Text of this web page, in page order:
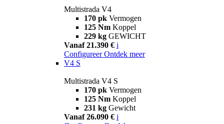
Multistrada V4
170 pk Vermogen
125 Nm Koppel
229 kg GEWICHT
Vanaf 21.390 € i
Configureer Ontdek meer
V4 S
Multistrada V4 S
170 pk Vermogen
125 Nm Koppel
231 kg Gewicht
Vanaf 26.090 € i